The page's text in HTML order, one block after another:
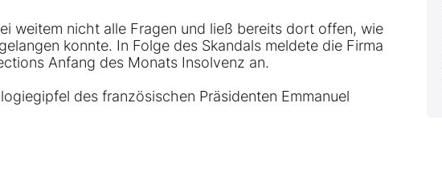
weitem nicht alle Fragen und ließ bereits dort offen, wie
konnte. In Folge des Skandals meldete die Firma
Anfang des Monats Insolvenz an.
des französischen Präsidenten Emmanuel